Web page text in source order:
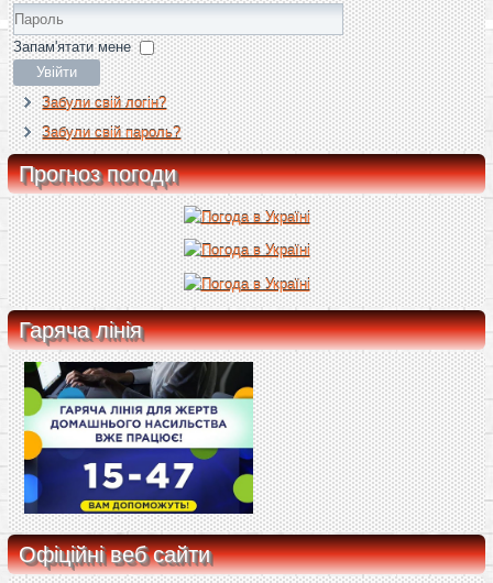
Запам'ятати мене
Увійти
Забули свій логін?
Забули свій пароль?
Прогноз погоди
Гаряча лінія
Офіційні веб сайти